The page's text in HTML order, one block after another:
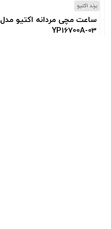
برند اکتیو
ساعت مچی مردانه اکتیو مدل
YP16700A-03